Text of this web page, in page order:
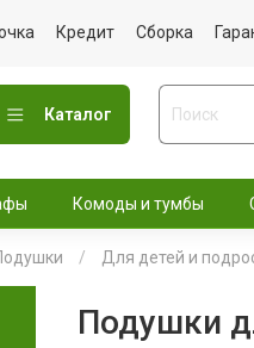
Кредит Сборка
Каталог
Комоды и тумбы
Для детей и
Подушки